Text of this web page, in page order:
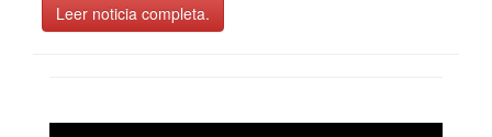
Leer noticia completa.